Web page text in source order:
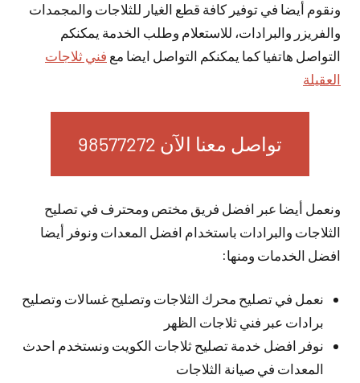
ونقوم أيضا في توفير كافة قطع الغيار للثلاجات والمجمدات
والفريزر والبرادات، للاستعلام وطلب الخدمة يمكنكم
التواصل هاتفيا كما يمكنكم التواصل ايضا مع فني ثلاجات
العقيلة
تواصل معنا الآن 98577272
ونعمل أيضا عبر افضل فريق مختص ومحترف في تصليح
الثلاجات والبرادات باستخدام افضل المعدات ونوفر أيضا
افضل الخدمات ومنها:
نعمل في تصليح محرك الثلاجات وتصليح غسالات وتصليح
برادات عبر فني ثلاجات الظهر
نوفر افضل خدمة تصليح ثلاجات الكويت ونستخدم احدث
المعدات في صيانة الثلاجات